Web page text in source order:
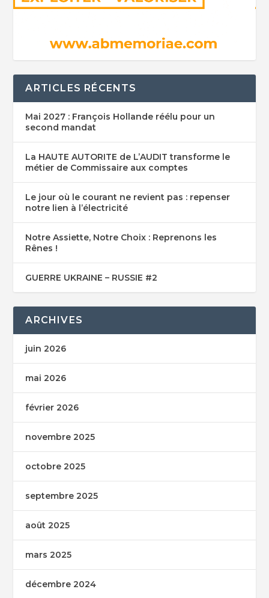
ARTICLES RÉCENTS
Mai 2027 : François Hollande réélu pour un
second mandat
La HAUTE AUTORITE de L’AUDIT transforme le
métier de Commissaire aux comptes
Le jour où le courant ne revient pas : repenser
notre lien à l’électricité
Notre Assiette, Notre Choix : Reprenons les
Rênes !
GUERRE UKRAINE – RUSSIE #2
ARCHIVES
juin 2026
mai 2026
février 2026
novembre 2025
octobre 2025
septembre 2025
août 2025
mars 2025
décembre 2024